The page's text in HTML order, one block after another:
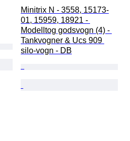
Minitrix N - 3558, 15173-
01, 15959, 18921 -
Modelltog godsvogn (4) -
Tankvogner & Ucs 909
silo-vogn - DB